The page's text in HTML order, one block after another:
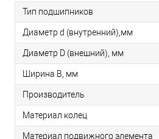
Тип подшипников
Диаметр d (внутренний),мм
Диаметр D (внешний), мм
Ширина B, мм
Производитель
Материал колец
Материал подвижного элемента